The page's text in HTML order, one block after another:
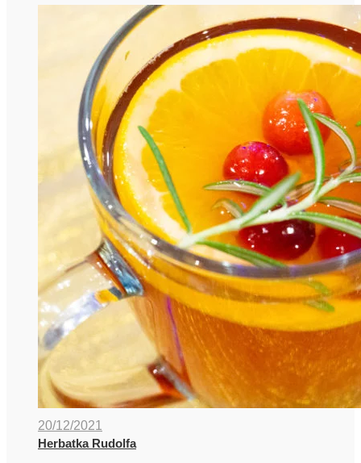
20/12/2021
Herbatka Rudolfa